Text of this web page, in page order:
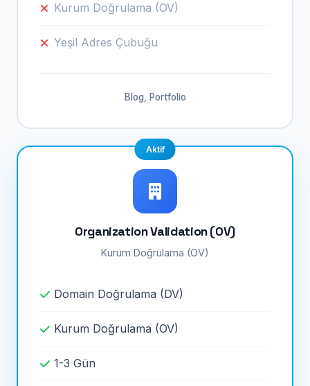
Kurum Doğrulama (OV)
Yeşil Adres Çubuğu
Blog, Portfolio
Aktif
Organization Validation (OV)
Kurum Doğrulama (OV)
Domain Doğrulama (DV)
Kurum Doğrulama (OV)
1-3 Gün